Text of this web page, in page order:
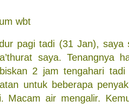
wbt
pagi tadi (31 Jan), saya
saya. Tenangnya
2 jam tengahari tadi
untuk beberapa
Macam air mengalir.